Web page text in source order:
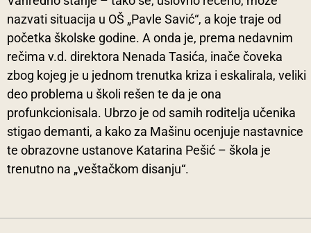
nazvati situacija u OŠ „Pavle Savić“, a koje traje od
početka školske godine. A onda je, prema nedavnim
rečima v.d. direktora Nenada Tasića, inače čoveka
zbog kojeg je u jednom trenutka kriza i eskalirala, veliki
deo problema u školi rešen te da je ona
profunkcionisala. Ubrzo je od samih roditelja učenika
stigao demanti, a kako za Mašinu ocenjuje nastavnice
te obrazovne ustanove Katarina Pešić – škola je
trenutno na „veštačkom disanju“.